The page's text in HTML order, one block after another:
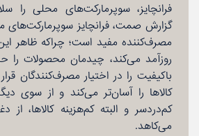
فرانچایز، سوپرماركت‌های محلی را
گزارش صمت، فرانچایز
مصرف‌كننده مفید است؛ چراكه ظاهر
روزآمد می‌كند، چیدمان محصولات را
باكیفیت را در اختیار مصرف‌كنندگان
كالاها را آسان‌تر می‌كند و از سوی
كم‌دردسر و البته كم‌هزینه كالاها، از
می‌كاهد.